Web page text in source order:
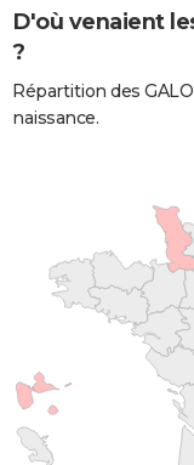
D'où venaient
?
Répartition des
naissance.